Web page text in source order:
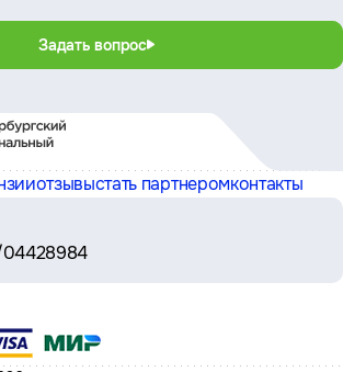
Задать вопрос
отзывыстать партнеромконтакты